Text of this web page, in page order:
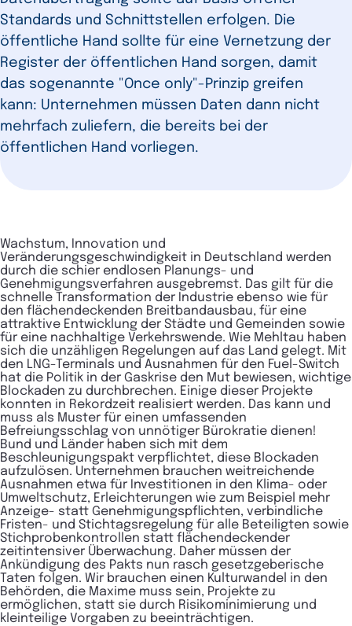
Standards und Schnittstellen erfolgen. Die
öffentliche Hand sollte für eine Vernetzung der
Register der öffentlichen Hand sorgen, damit
das sogenannte "Once only"-Prinzip greifen
kann: Unternehmen müssen Daten dann nicht
mehrfach zuliefern, die bereits bei der
öffentlichen Hand vorliegen.
Wachstum, Innovation und
Veränderungsgeschwindigkeit in Deutschland werden
durch die schier endlosen Planungs- und
Genehmigungsverfahren ausgebremst. Das gilt für die
schnelle Transformation der Industrie ebenso wie für
den flächendeckenden Breitbandausbau, für eine
attraktive Entwicklung der Städte und Gemeinden sowie
für eine nachhaltige Verkehrswende. Wie Mehltau haben
sich die unzähligen Regelungen auf das Land gelegt. Mit
den LNG-Terminals und Ausnahmen für den Fuel-Switch
hat die Politik in der Gaskrise den Mut bewiesen, wichtige
Blockaden zu durchbrechen. Einige dieser Projekte
konnten in Rekordzeit realisiert werden. Das kann und
muss als Muster für einen umfassenden
Befreiungsschlag von unnötiger Bürokratie dienen!
Bund und Länder haben sich mit dem
Beschleunigungspakt verpflichtet, diese Blockaden
aufzulösen. Unternehmen brauchen weitreichende
Ausnahmen etwa für Investitionen in den Klima- oder
Umweltschutz, Erleichterungen wie zum Beispiel mehr
Anzeige- statt Genehmigungspflichten, verbindliche
Fristen- und Stichtagsregelung für alle Beteiligten sowie
Stichprobenkontrollen statt flächendeckender
zeitintensiver Überwachung. Daher müssen der
Ankündigung des Pakts nun rasch gesetzgeberische
Taten folgen. Wir brauchen einen Kulturwandel in den
Behörden, die Maxime muss sein, Projekte zu
ermöglichen, statt sie durch Risikominimierung und
kleinteilige Vorgaben zu beeinträchtigen.